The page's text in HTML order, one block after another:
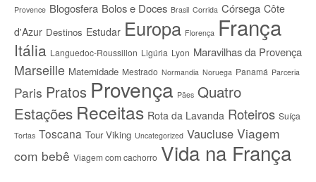
Provence Blogosfera Bolos e Doces Brasil Corrida Córsega Côte
d'Azur Destinos Estudar Europa Florença França
Itália Languedoc-Roussillon Ligúria Lyon Maravilhas da Provença
Marseille Maternidade Mestrado Normandia Noruega Panamá Parceria
Paris Pratos Provença Pães Quatro
Estações Receitas Rota da Lavanda Roteiros Suíça
Tortas Toscana Tour Viking Uncategorized Vaucluse Viagem
com bebê Viagem com cachorro Vida na França